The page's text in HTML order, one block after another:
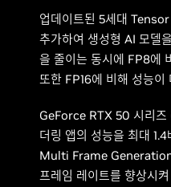
업데이트된 5세대
추가하여 생성형 AI 모델
을 줄이는 동시에 FP8에
또한 FP16에 비해 성능이
GeForce RTX 50 시리즈
더링 앱의 성능을 최대
Multi Frame Generation
프레임 레이트를 향상시